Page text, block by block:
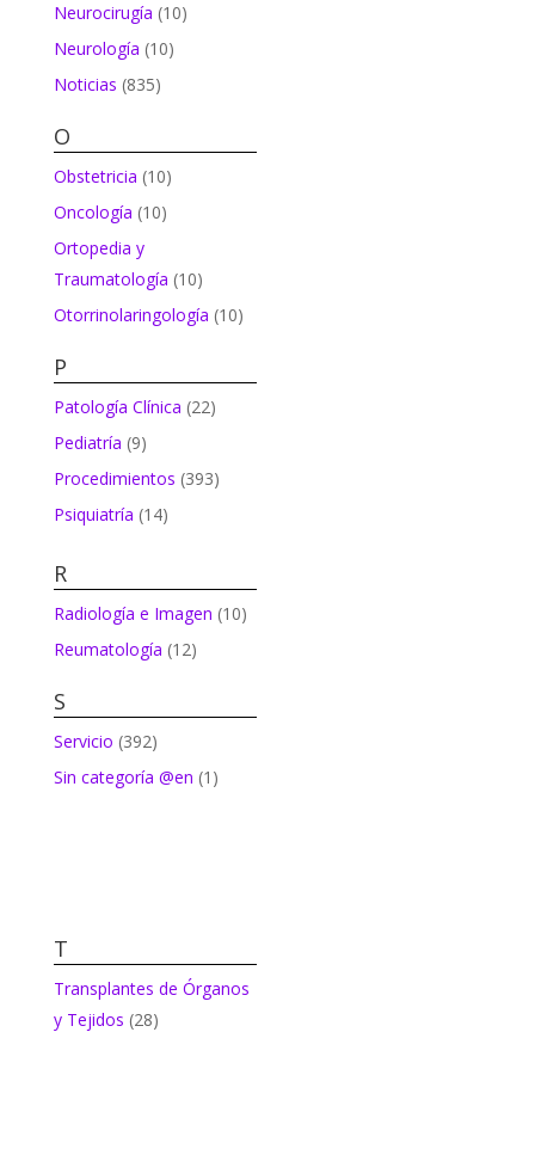
Neurocirugía (10)
Neurología (10)
Noticias (835)
O
Obstetricia (10)
Oncología (10)
Ortopedia y
Traumatología (10)
Otorrinolaringología (10)
P
Patología Clínica (22)
Pediatría (9)
Procedimientos (393)
Psiquiatría (14)
R
Radiología e Imagen (10)
Reumatología (12)
S
Servicio (392)
Sin categoría @en (1)
T
Transplantes de Órganos
y Tejidos (28)